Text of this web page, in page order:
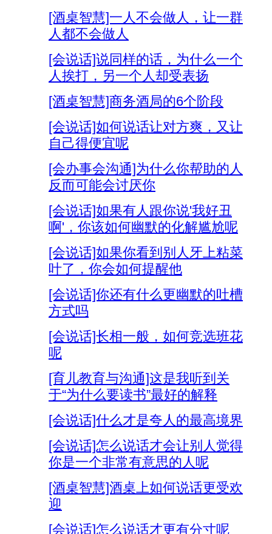
[酒桌智慧]一人不会做人，让一群
人都不会做人
[会说话]说同样的话，为什么一个
人挨打，另一个人却受表扬
[酒桌智慧]商务酒局的6个阶段
[会说话]如何说话让对方爽，又让
自己得便宜呢
[会办事会沟通]为什么你帮助的人
反而可能会讨厌你
[会说话]如果有人跟你说'我好丑
啊'，你该如何幽默的化解尴尬呢
[会说话]如果你看到别人牙上粘菜
叶了，你会如何提醒他
[会说话]你还有什么更幽默的吐槽
方式吗
[会说话]长相一般，如何竞选班花
呢
[育儿教育与沟通]这是我听到关
于“为什么要读书”最好的解释
[会说话]什么才是夸人的最高境界
[会说话]怎么说话才会让别人觉得
你是一个非常有意思的人呢
[酒桌智慧]酒桌上如何说话更受欢
迎
[会说话]怎么说话才更有分寸呢